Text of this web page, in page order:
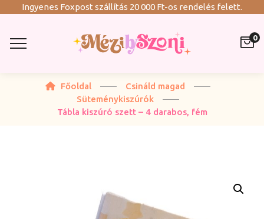
Ingyenes Foxpost szállítás 20 000 Ft-os rendelés felett.
0
Főoldal
Csináld magad
Süteménykiszúrók
Tábla kiszúró szett – 4 darabos, fém